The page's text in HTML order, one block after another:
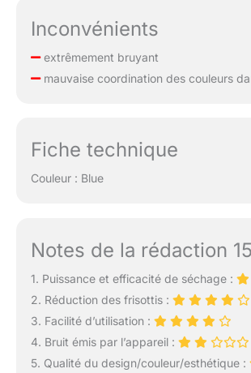
Inconvénients
extrêmement bruyant
mauvaise coordination des couleurs
Fiche technique
Couleur : Blue
Notes de la rédaction
1. Puissance et efficacité de séchage :
2. Réduction des frisottis :
3. Facilité d’utilisation :
4. Bruit émis par l’appareil :
5. Qualité du design/couleur/esthétique :